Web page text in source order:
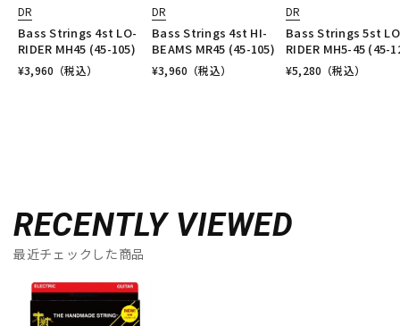
DR
Bass Strings 4st LO-
RIDER MH45 (45-105)
¥3,960 （税込）
DR
Bass Strings 4st HI-
BEAMS MR45 (45-105)
¥3,960 （税込）
DR
Bass Strings 5st
RIDER MH5-45 (45-
¥5,280 （税込）
RECENTLY VIEWED
最近チェックした商品